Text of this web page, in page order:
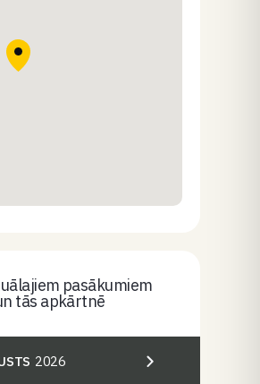
pasākumiem
tās apkārtnē
2026